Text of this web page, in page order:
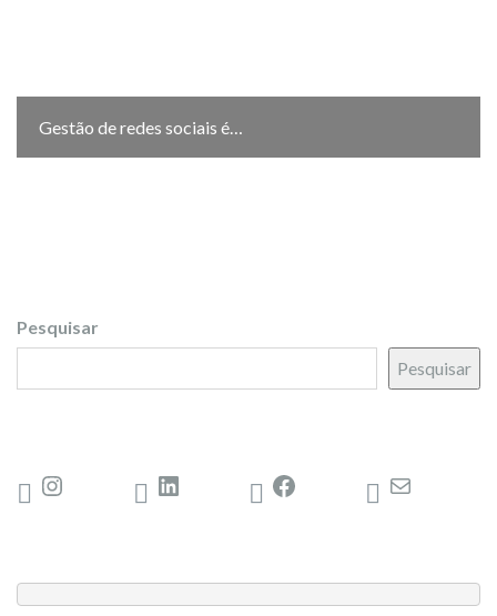
Gestão de redes sociais é…
Pesquisar
Pesquisar